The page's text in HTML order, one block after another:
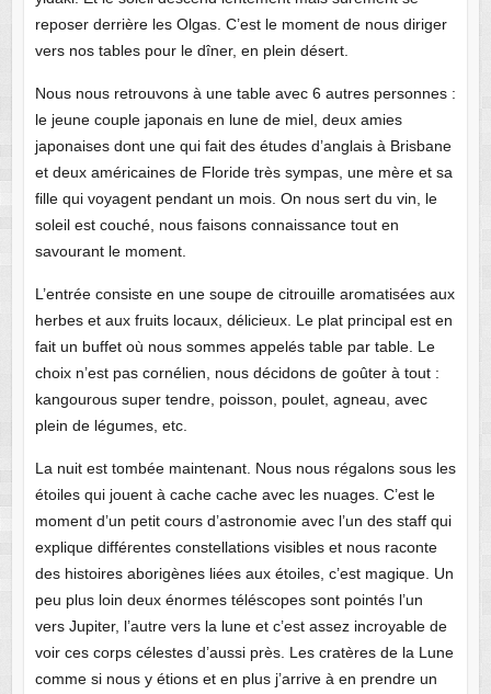
reposer derrière les Olgas. C’est le moment de nous diriger
vers nos tables pour le dîner, en plein désert.
Nous nous retrouvons à une table avec 6 autres personnes :
le jeune couple japonais en lune de miel, deux amies
japonaises dont une qui fait des études d’anglais à Brisbane
et deux américaines de Floride très sympas, une mère et sa
fille qui voyagent pendant un mois. On nous sert du vin, le
soleil est couché, nous faisons connaissance tout en
savourant le moment.
L’entrée consiste en une soupe de citrouille aromatisées aux
herbes et aux fruits locaux, délicieux. Le plat principal est en
fait un buffet où nous sommes appelés table par table. Le
choix n’est pas cornélien, nous décidons de goûter à tout :
kangourous super tendre, poisson, poulet, agneau, avec
plein de légumes, etc.
La nuit est tombée maintenant. Nous nous régalons sous les
étoiles qui jouent à cache cache avec les nuages. C’est le
moment d’un petit cours d’astronomie avec l’un des staff qui
explique différentes constellations visibles et nous raconte
des histoires aborigènes liées aux étoiles, c’est magique. Un
peu plus loin deux énormes téléscopes sont pointés l’un
vers Jupiter, l’autre vers la lune et c’est assez incroyable de
voir ces corps célestes d’aussi près. Les cratères de la Lune
comme si nous y étions et en plus j’arrive à en prendre un